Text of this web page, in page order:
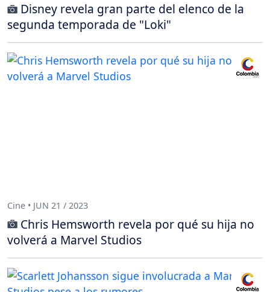
Disney revela gran parte del elenco de la
segunda temporada de "Loki"
Cine • JUN 21 / 2023
Chris Hemsworth revela por qué su hija no
volverá a Marvel Studios